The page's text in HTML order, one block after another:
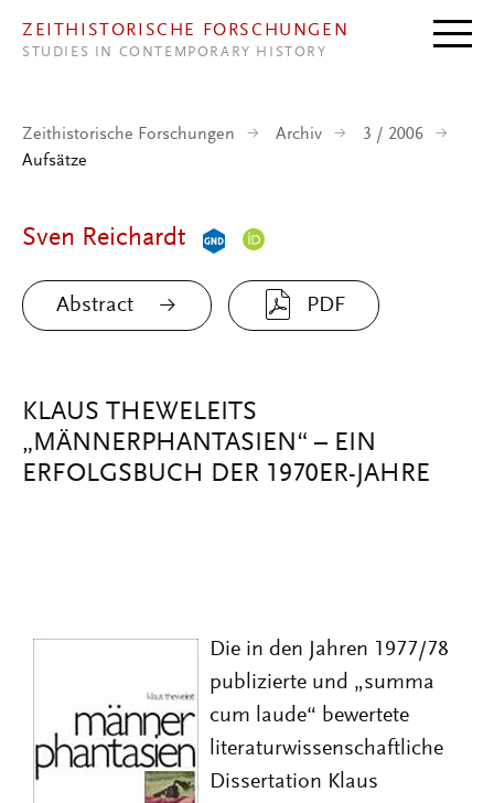
ZEITHISTORISCHE FORSCHUNGEN
STUDIES IN CONTEMPORARY HISTORY
Zeithistorische Forschungen Archiv
3 / 2006
Aufsätze
Sven Reichardt
Abstract PDF
KLAUS THEWELEITS
„MÄNNERPHANTASIEN“ – EIN
ERFOLGSBUCH DER 1970ER-JAHRE
Die in den Jahren 1977/78
publizierte und „summa
cum laude“ bewertete
literaturwissenschaftliche
Dissertation Klaus